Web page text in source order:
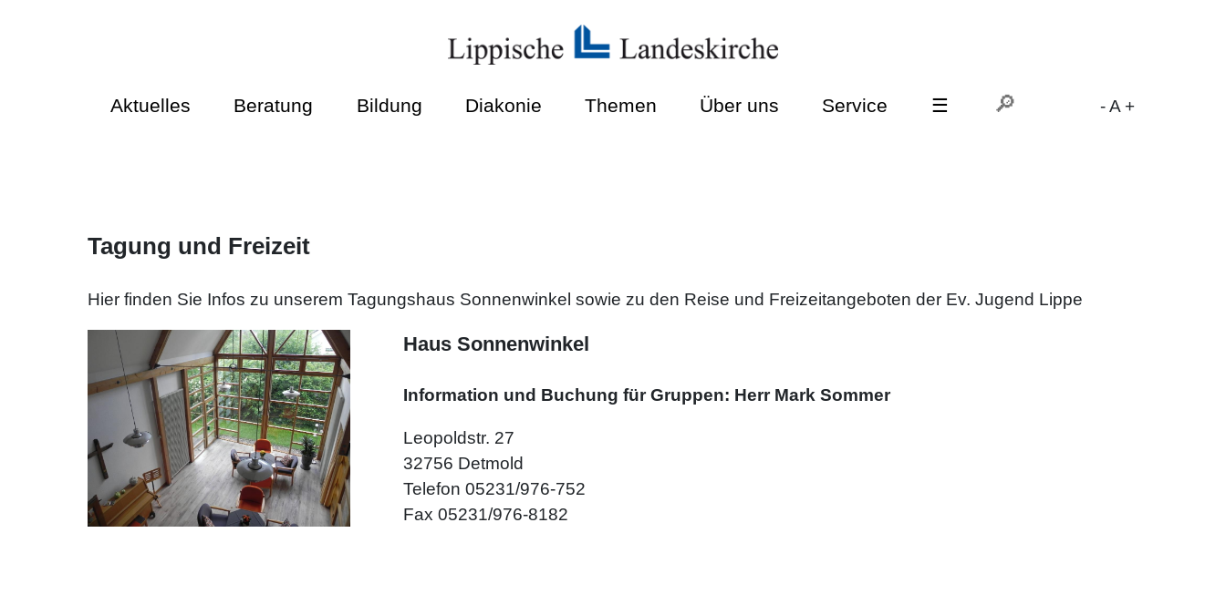
Aktuelles Beratung Bildung Diakonie Themen Über uns Service ☰ -A +
Tagung und Freizeit
Hier finden Sie Infos zu unserem Tagungshaus Sonnenwinkel sowie zu den Reise und Freizeitangeboten der Ev. Jugend Lippe
Haus Sonnenwinkel
Information und Buchung für Gruppen: Herr Mark Sommer
Leopoldstr. 27
32756 Detmold
Telefon 05231/976-752
Fax 05231/976-8182